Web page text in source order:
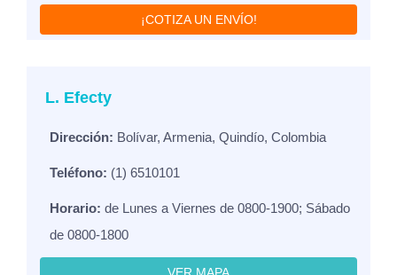
¡COTIZA UN ENVÍO!
L. Efecty
Dirección: Bolívar, Armenia, Quindío, Colombia
Teléfono: (1) 6510101
Horario: de Lunes a Viernes de 0800-1900; Sábado
de 0800-1800